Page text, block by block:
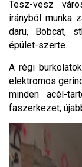
Tesz-vesz
irányból munka
daru, Bobcat,
épület-szerte.
A régi
elektromos
minden acél-
faszerkezet,